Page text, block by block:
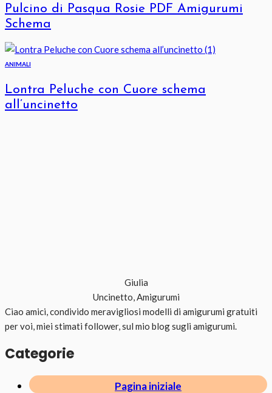
Pulcino di Pasqua Rosie PDF Amigurumi
Schema
ANIMALI
Lontra Peluche con Cuore schema
all’uncinetto
Giulia
Uncinetto, Amigurumi
Ciao amici, condivido meravigliosi modelli di amigurumi gratuiti
per voi, miei stimati follower, sul mio blog sugli amigurumi.
Categorie
Pagina iniziale